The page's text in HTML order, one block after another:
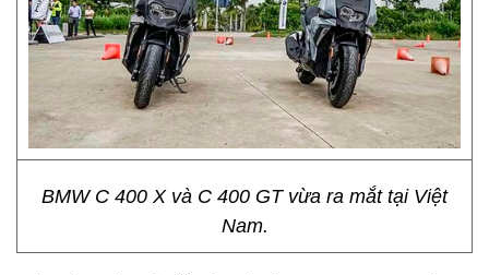
BMW C 400 X và C 400 GT vừa ra mắt tại Việt
Nam.